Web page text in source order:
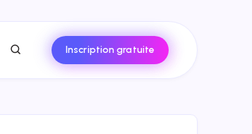
Inscription gratuite